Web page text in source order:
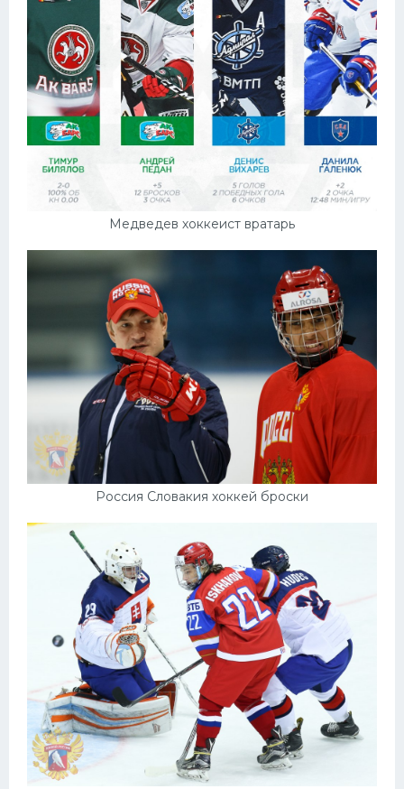
Медведев хоккеист вратарь
Россия Словакия хоккей броски